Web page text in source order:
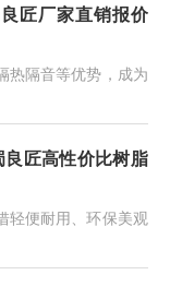
匠厂家直销报价
热隔音等优势，成为
匠高性价比树脂
轻便耐用、环保美观